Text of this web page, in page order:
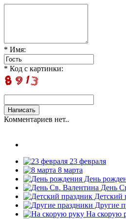
* Имя:
* Код с картинки:
Комментариев нет..
23 февраля
8 марта
День
День
Детский
Другие
На скорую